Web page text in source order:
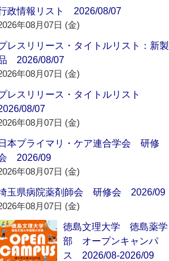
政情報リスト 2026/08/07
年08月07日 (金)
レスリリース・タイトルリスト：新製
2026/08/07
年08月07日 (金)
レスリリース・タイトルリスト
08/07
年08月07日 (金)
日本プライマリ・ケア連合学会 研修
2026/09
年08月07日 (金)
玉県病院薬剤師会 研修会 2026/09
年08月07日 (金)
徳島文理大学 徳島薬学
部 オープンキャンパ
ス 2026/08-2026/09